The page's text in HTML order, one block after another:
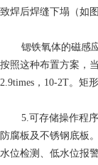
致焊后焊缝下塌（如图
锶铁氧体的磁感
按照这种布置方案，
2.9times，10-2T。矩
5.可存储操作程
防腐板及不锈钢底板
水位检测、低水位报